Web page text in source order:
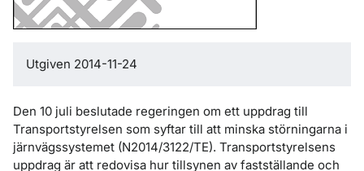
Utgiven 2014-11-24
Den 10 juli beslutade regeringen om ett uppdrag till
Transportstyrelsen som syftar till att minska störningarna i
järnvägssystemet (N2014/3122/TE). Transportstyrelsens
uppdrag är att redovisa hur tillsynen av fastställande och